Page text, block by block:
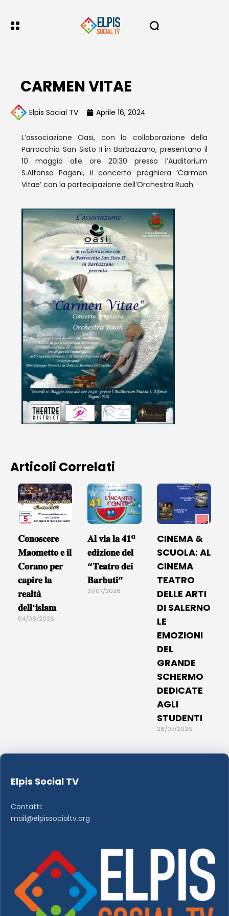
CARMEN VITAE
Elpis Social TV Aprile 16, 2024
L’associazione Oasi, con la collaborazione della
Parrocchia San Sisto II in Barbazzano, presentano il
10 maggio alle ore 20:30 presso l’Auditorium
S.Alfonso Pagani, il concerto preghiera ‘Carmen
Vitae’ con la partecipazione dell’Orchestra Ruah
Articoli Correlati
𝐂𝐨𝐧𝐨𝐬𝐜𝐞𝐫𝐞
𝐌𝐚𝐨𝐦𝐞𝐭𝐭𝐨 𝐞 𝐢𝐥
𝐂𝐨𝐫𝐚𝐧𝐨 𝐩𝐞𝐫
𝐜𝐚𝐩𝐢𝐫𝐞 𝐥𝐚
𝐫𝐞𝐚𝐥𝐭𝐚̀
𝐝𝐞𝐥𝐥’𝐢𝐬𝐥𝐚𝐦
04/08/2026
𝐀𝐥 𝐯𝐢𝐚 𝐥𝐚 𝟒𝟏ª
𝐞𝐝𝐢𝐳𝐢𝐨𝐧𝐞 𝐝𝐞𝐥
“𝐓𝐞𝐚𝐭𝐫𝐨 𝐝𝐞𝐢
𝐁𝐚𝐫𝐛𝐮𝐭𝐢”
31/07/2026
CINEMA &
SCUOLA: AL
CINEMA
TEATRO
DELLE ARTI
DI SALERNO
LE
EMOZIONI
DEL
GRANDE
SCHERMO
DEDICATE
AGLI
STUDENTI
28/07/2026
Elpis Social TV
Contatti:
mail@elpissocialtv.org